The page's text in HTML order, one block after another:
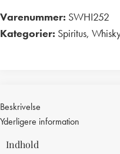
Varenummer: SWHI252
Kategorier: Spiritus,
Beskrivelse
Yderligere information
Indhold